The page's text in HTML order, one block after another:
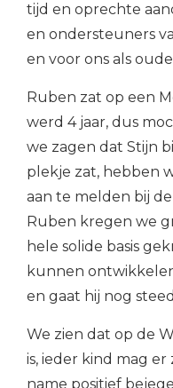
tijd en oprechte
en ondersteuners
en voor ons als
Ruben zat op een
werd 4 jaar, dus
we zagen dat Stijn
plekje zat, hebben
aan te melden bij
Ruben kregen we
hele solide basis
kunnen
en gaat hij nog
We zien dat op de
is, ieder kind mag
name positief